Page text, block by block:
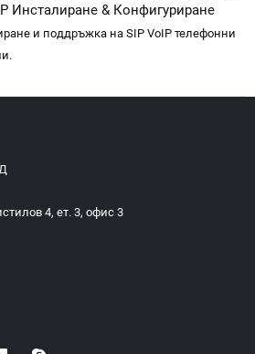
Инсталиране & Конфигуриране
и поддръжка на SIP VoIP телефонни
4, ет. 3, офис 3